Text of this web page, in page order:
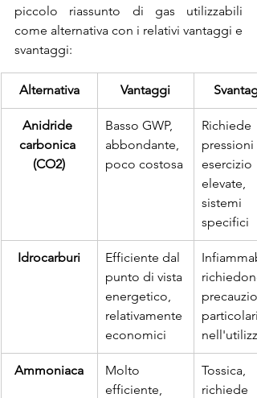
piccolo riassunto di gas utilizzabili
come alternativa con i relativi vantaggi e
svantaggi:
Alternativa Vantaggi
Anidride
carbonica
(CO2)
Basso GWP,
abbondante,
poco costosa
Richiede
pressioni
esercizio
elevate,
sistemi
specifici
Idrocarburi
Efficiente dal
punto di vista
energetico,
relativamente
economici
particolari
Ammoniaca
Molto
efficiente,
Tossica,
richiede